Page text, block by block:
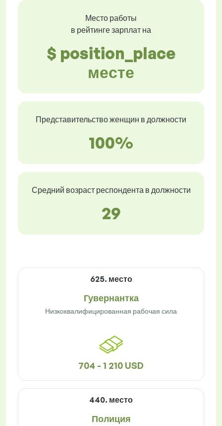
Место работы
в рейтинге зарплат на
$ position_place
месте
Представительство женщин в должности
100%
Средний возраст респондента в должности
29
625. место
Гувернантка
Низкоквалифицированная рабочая сила
704 - 1 210 USD
440. место
Полиция